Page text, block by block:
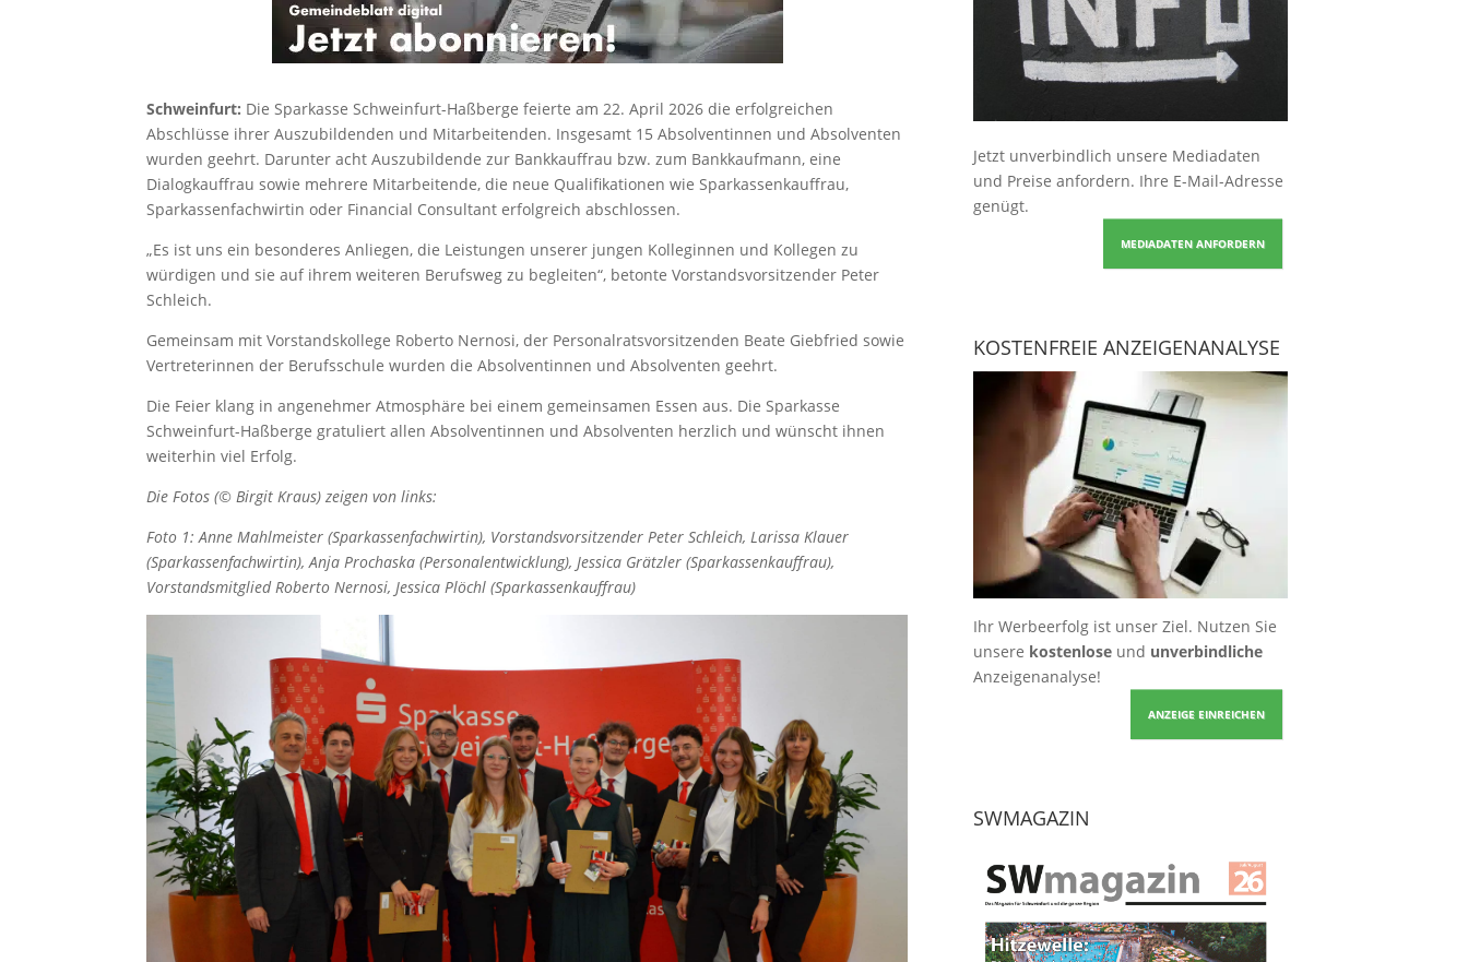
Schweinfurt: Die Sparkasse Schweinfurt-Haßberge feierte am 22. April 2026 die erfolgreichen
Abschlüsse ihrer Auszubildenden und Mitarbeitenden. Insgesamt 15 Absolventinnen und Absolventen
wurden geehrt. Darunter acht Auszubildende zur Bankkauffrau bzw. zum Bankkaufmann, eine
Dialogkauffrau sowie mehrere Mitarbeitende, die neue Qualifikationen wie Sparkassenkauffrau,
Sparkassenfachwirtin oder Financial Consultant erfolgreich abschlossen.
„Es ist uns ein besonderes Anliegen, die Leistungen unserer jungen Kolleginnen und Kollegen zu
würdigen und sie auf ihrem weiteren Berufsweg zu begleiten“, betonte Vorstandsvorsitzender Peter
Schleich.
Gemeinsam mit Vorstandskollege Roberto Nernosi, der Personalratsvorsitzenden Beate Giebfried sowie
Vertreterinnen der Berufsschule wurden die Absolventinnen und Absolventen geehrt.
Die Feier klang in angenehmer Atmosphäre bei einem gemeinsamen Essen aus. Die Sparkasse
Schweinfurt-Haßberge gratuliert allen Absolventinnen und Absolventen herzlich und wünscht ihnen
weiterhin viel Erfolg.
Die Fotos (© Birgit Kraus) zeigen von links:
Foto 1: Anne Mahlmeister (Sparkassenfachwirtin), Vorstandsvorsitzender Peter Schleich, Larissa Klauer
(Sparkassenfachwirtin), Anja Prochaska (Personalentwicklung), Jessica Grätzler (Sparkassenkauffrau),
Vorstandsmitglied Roberto Nernosi, Jessica Plöchl (Sparkassenkauffrau)
Jetzt unverbindlich unsere Mediadaten
und Preise anfordern. Ihre E-Mail-Adresse
genügt.
MEDIADATEN ANFORDERN
KOSTENFREIE ANZEIGENANALYSE
Ihr Werbeerfolg ist unser Ziel. Nutzen Sie
unsere kostenloseund unverbindliche
Anzeigenanalyse!
ANZEIGE EINREICHEN
SWMAGAZIN